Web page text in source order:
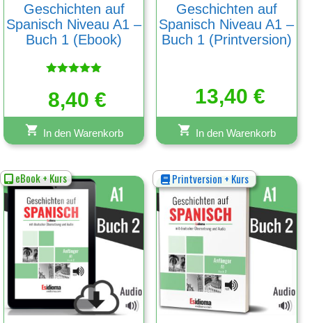
Geschichten auf
Spanisch Niveau A1 –
Buch 1 (Ebook)
mit
5.00
von 5
8,40€
In den Warenkorb
Geschichten auf
Spanisch Niveau A1 –
Buch 1 (Printversion)
13,40 €
In den Warenkorb
eBook + Kurs Printversion + Kurs